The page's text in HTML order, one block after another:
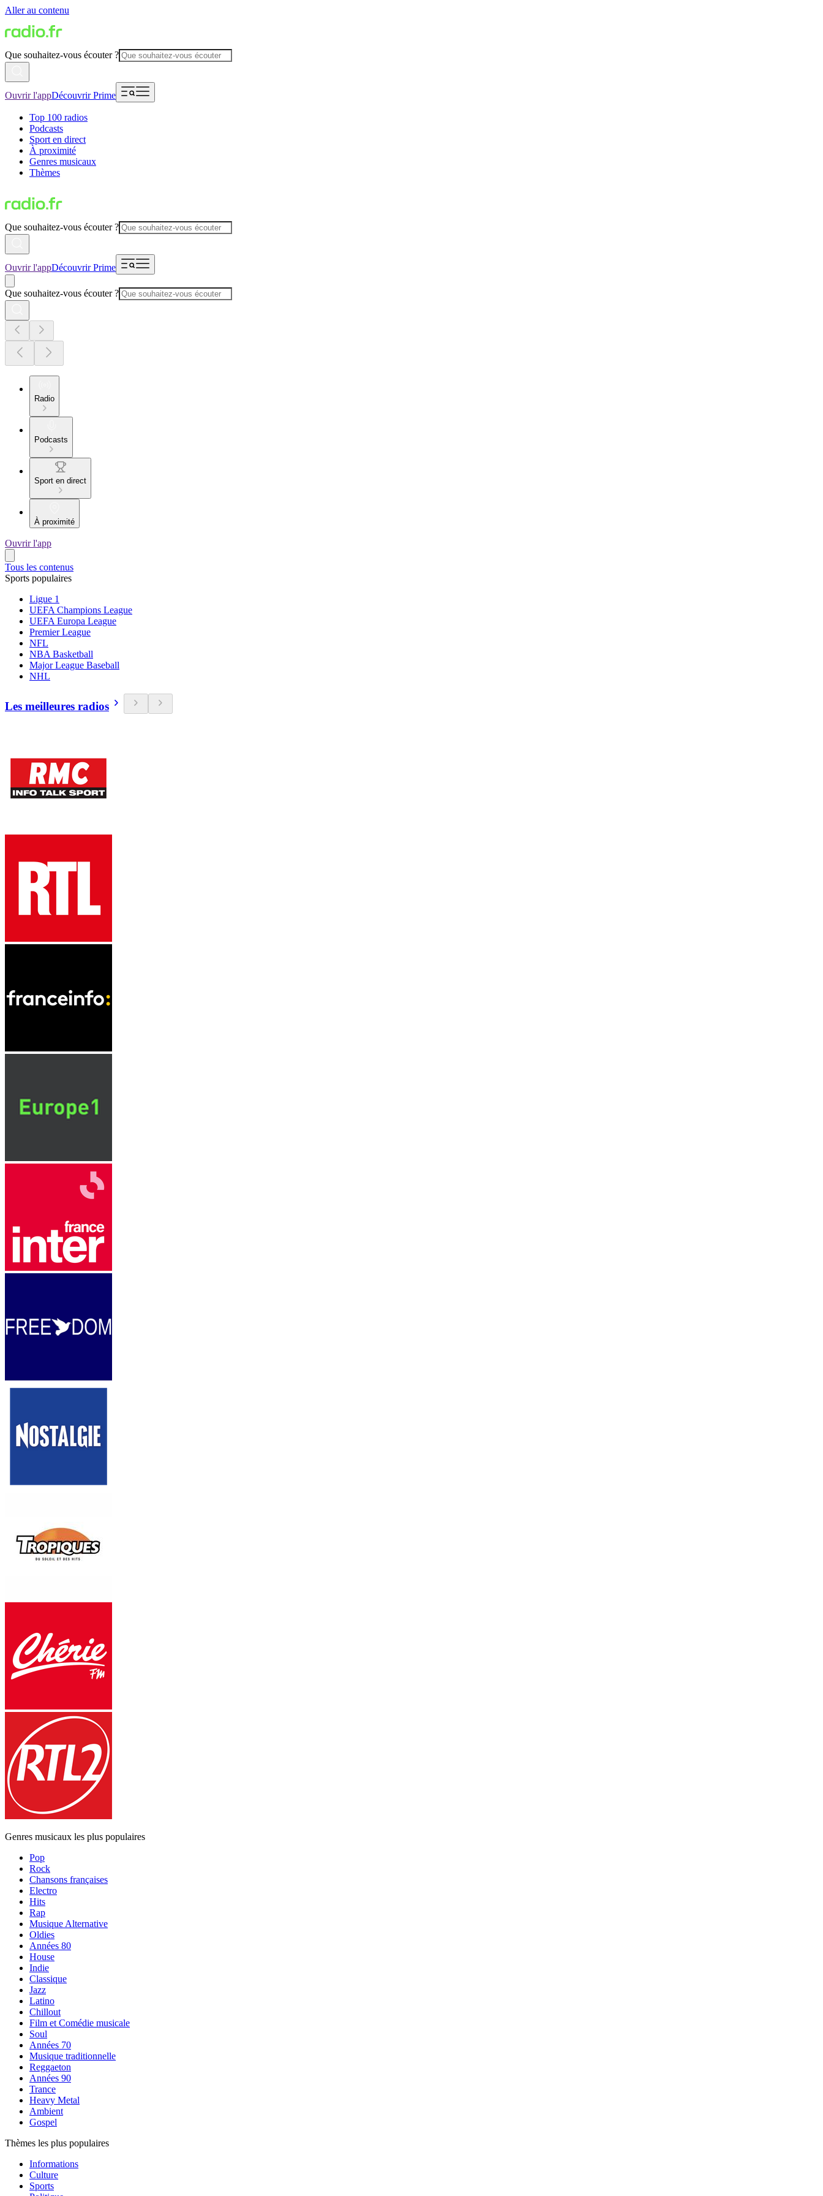
Aller au contenu
Que souhaitez-vous écouter ?
Ouvrir l'appDécouvrir Prime
Top 100 radios
Podcasts
Sport en direct
À proximité
Genres musicaux
Thèmes
Que souhaitez-vous écouter ?
Ouvrir l'appDécouvrir Prime
Que souhaitez-vous écouter ?
Radio
Podcasts
Sport en direct
À proximité
Ouvrir l'app
Tous les contenus
Sports populaires
Ligue 1
UEFA Champions League
UEFA Europa League
Premier League
NFL
NBA Basketball
Major League Baseball
NHL
Les meilleures radios
Genres musicaux les plus populaires
Pop
Rock
Chansons françaises
Electro
Hits
Rap
Musique Alternative
Oldies
Années 80
House
Indie
Classique
Jazz
Latino
Chillout
Film et Comédie musicale
Soul
Années 70
Musique traditionnelle
Reggaeton
Années 90
Trance
Heavy Metal
Ambient
Gospel
Thèmes les plus populaires
Informations
Culture
Sports